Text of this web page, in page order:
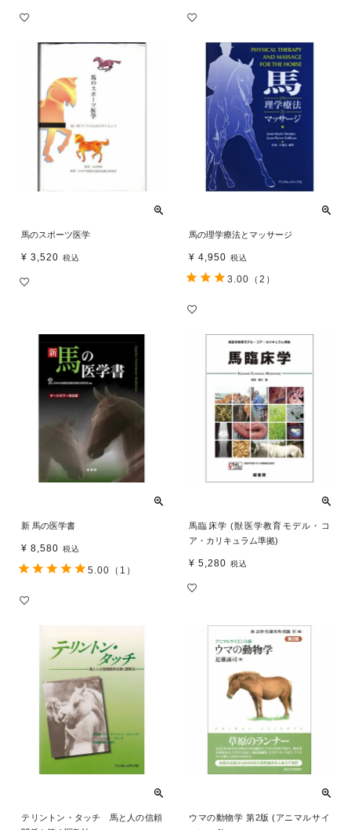
馬のスポーツ医学
¥ 3,520 税込
馬の理学療法とマッサージ
¥ 4,950 税込
3.00 （2）
新 馬の医学書
¥ 8,580 税込
5.00 （1）
馬臨床学 (獣医学教育モデル・コ
ア・カリキュラム準拠)
¥ 5,280 税込
テリントン・タッチ 馬と人の信頼
ウマの動物学 第2版 (アニマルサイ